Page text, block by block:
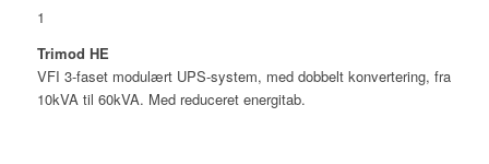
1
Trimod HE
VFI 3-faset modulært UPS-system, med dobbelt konvertering, fra
10kVA til 60kVA. Med reduceret energitab.